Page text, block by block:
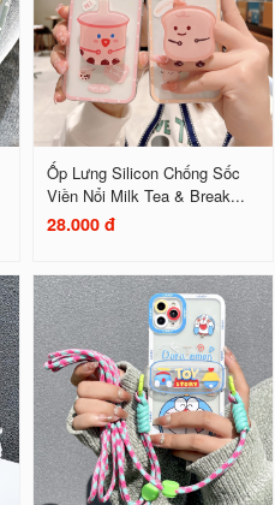
Ốp Lưng Silicon Chống Sốc
Viền Nổi Milk Tea & Break...
28.000 đ